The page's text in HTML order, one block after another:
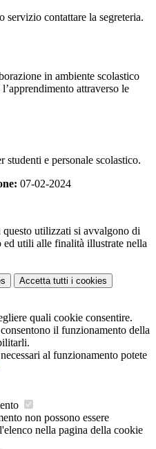
contattare la segreteria.
in ambiente scolastico
attraverso le
studenti e personale scolastico.
07-02-2024
utilizzati si avvalgono di
ed utili alle finalità illustrate nella
Accetta tutti i cookies
quali cookie consentire.
il funzionamento della
al funzionamento potete
non possono essere
nella pagina della cookie